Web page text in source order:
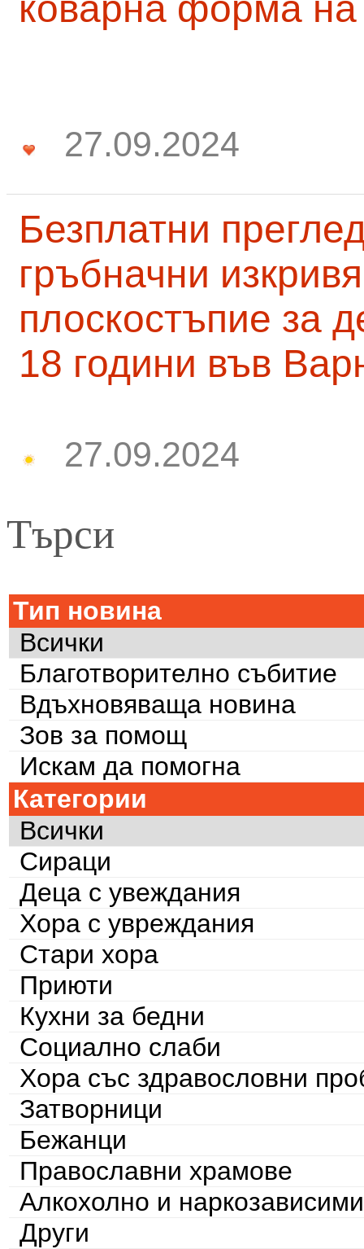
коварна форма на
27.09.2024
Безплатни
гръбначни
плоскостъпие за
18 години във
27.09.2024
Търси
Тип новина
Всички
Благотворително събитие
Вдъхновяваща новина
Зов за помощ
Искам да помогна
Категории
Всички
Сираци
Деца с увеждания
Хора с увреждания
Стари хора
Приюти
Кухни за бедни
Социално слаби
Хора със здравословни
Затворници
Бежанци
Православни храмове
Алкохолно и наркозависими
Други